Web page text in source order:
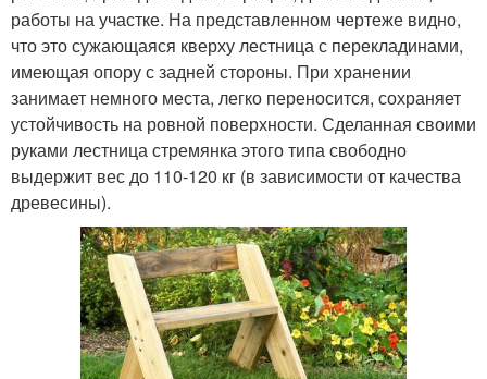
работы на участке. На представленном чертеже видно,
что это сужающаяся кверху лестница с перекладинами,
имеющая опору с задней стороны. При хранении
занимает немного места, легко переносится, сохраняет
устойчивость на ровной поверхности. Сделанная своими
руками лестница стремянка этого типа свободно
выдержит вес до 110-120 кг (в зависимости от качества
древесины).